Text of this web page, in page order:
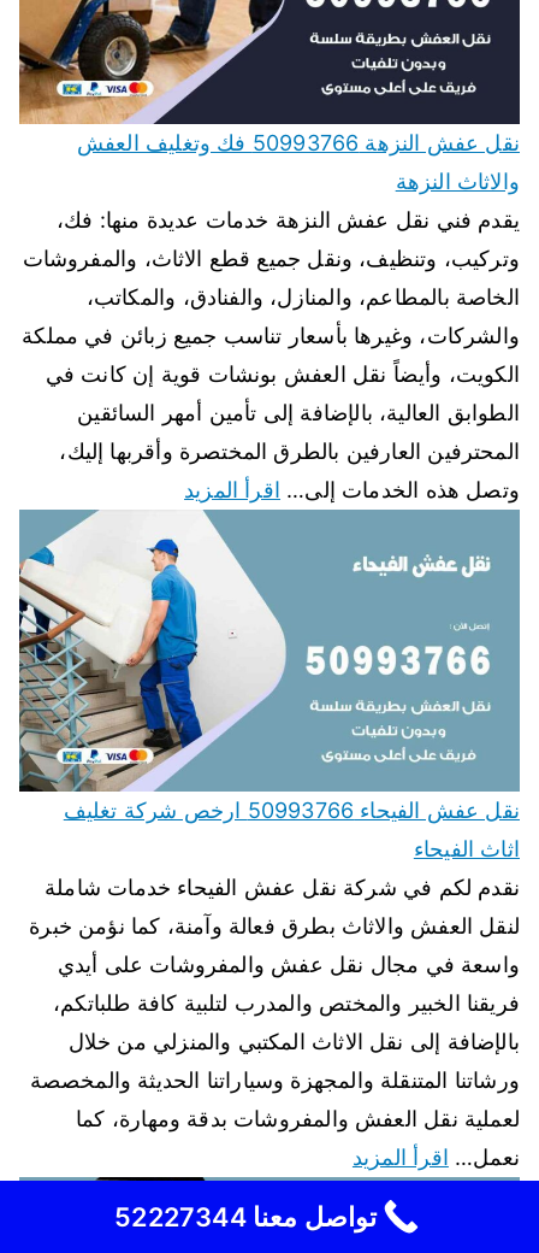
نقل عفش النزهة 50993766 فك وتغليف العفش
والاثاث النزهة
يقدم فني نقل عفش النزهة خدمات عديدة منها: فك،
وتركيب، وتنظيف، ونقل جميع قطع الاثاث، والمفروشات
الخاصة بالمطاعم، والمنازل، والفنادق، والمكاتب،
والشركات، وغيرها بأسعار تناسب جميع زبائن في مملكة
الكويت، وأيضاً نقل العفش بونشات قوية إن كانت في
الطوابق العالية، بالإضافة إلى تأمين أمهر السائقين
المحترفين العارفين بالطرق المختصرة وأقربها إليك،
وتصل هذه الخدمات إلى… اقرأ المزيد
نقل عفش الفيحاء 50993766 ارخص شركة تغليف
اثاث الفيحاء
نقدم لكم في شركة نقل عفش الفيحاء خدمات شاملة
لنقل العفش والاثاث بطرق فعالة وآمنة، كما نؤمن خبرة
واسعة في مجال نقل عفش والمفروشات على أيدي
فريقنا الخبير والمختص والمدرب لتلبية كافة طلباتكم،
بالإضافة إلى نقل الاثاث المكتبي والمنزلي من خلال
ورشاتنا المتنقلة والمجهزة وسياراتنا الحديثة والمخصصة
لعملية نقل العفش والمفروشات بدقة ومهارة، كما
نعمل… اقرأ المزيد
تواصل معنا 52227344